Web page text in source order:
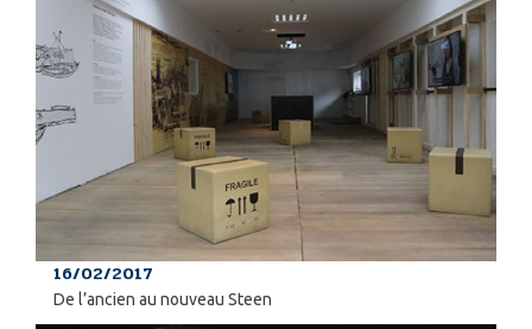
16/02/2017
De l’ancien au nouveau Steen